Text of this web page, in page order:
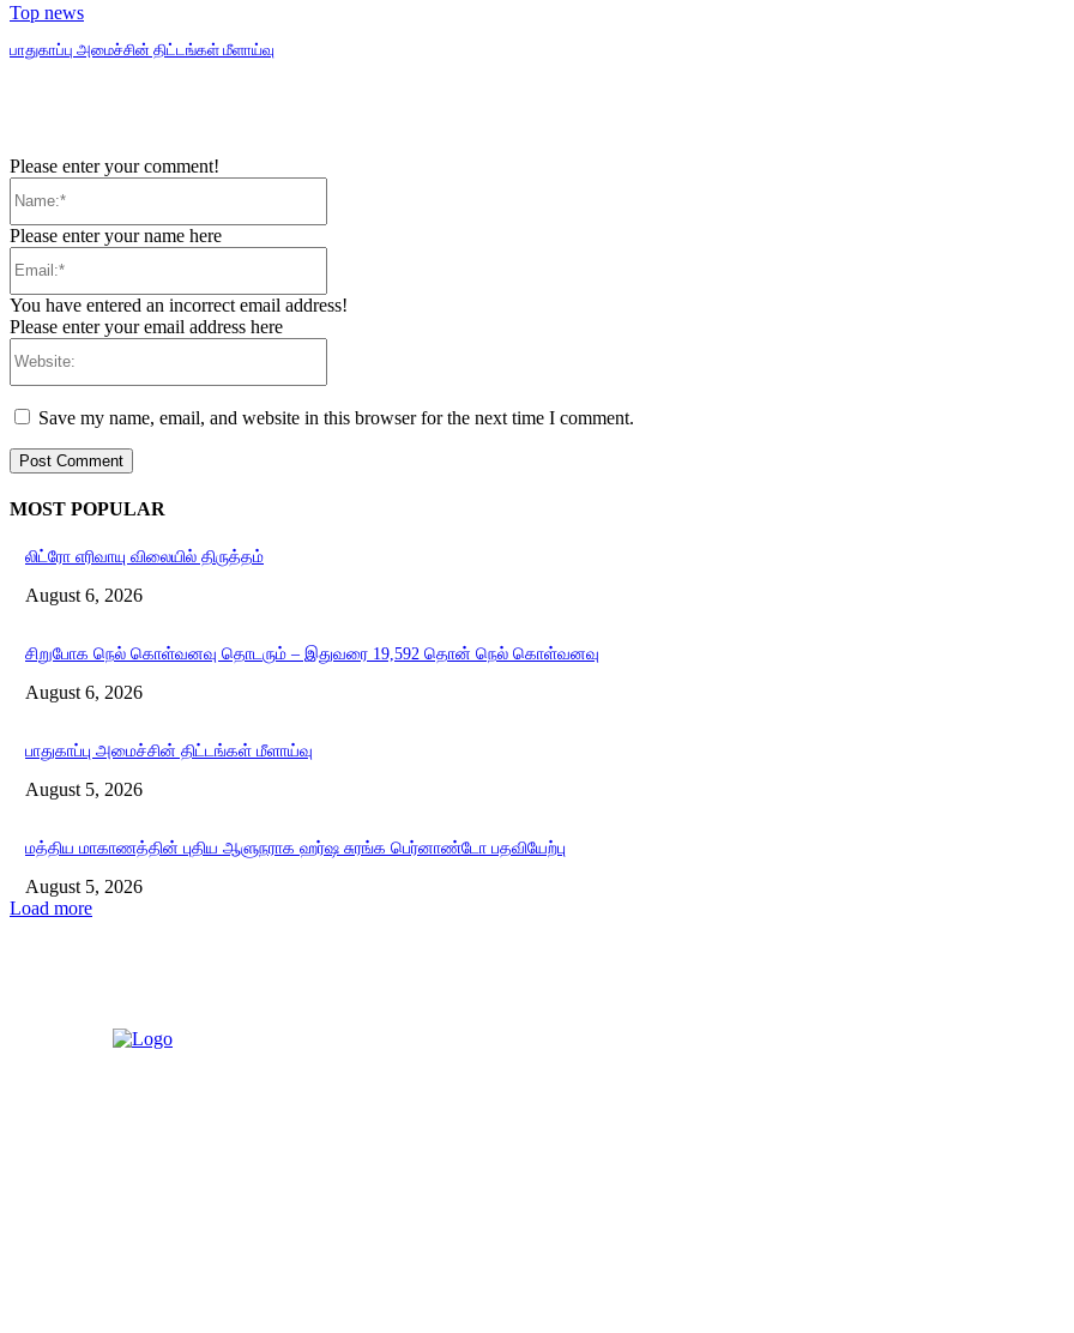
Top news
பாதுகாப்பு அமைச்சின் திட்டங்கள் மீளாய்வு
Please enter your comment!
Please enter your name here
You have entered an incorrect email address!
Please enter your email address here
Save my name, email, and website in this browser for the next time I comment.
MOST POPULAR
லிட்ரோ எரிவாயு விலையில் திருத்தம்
August 6, 2026
சிறுபோக நெல் கொள்வனவு தொடரும் – இதுவரை 19,592 தொன் நெல் கொள்வனவு
August 6, 2026
பாதுகாப்பு அமைச்சின் திட்டங்கள் மீளாய்வு
August 5, 2026
மத்திய மாகாணத்தின் புதிய ஆளுநராக ஹர்ஷ சுரங்க பெர்னாண்டோ பதவியேற்பு
August 5, 2026
Load more